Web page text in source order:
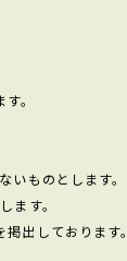
。
ものとします。
ます。
出しております。